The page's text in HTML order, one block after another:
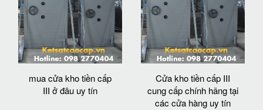
mua cửa kho tiền cấp
III ở đâu uy tín
Cửa kho tiền cấp III
cung cấp chính hãng tại
các cửa hàng uy tín